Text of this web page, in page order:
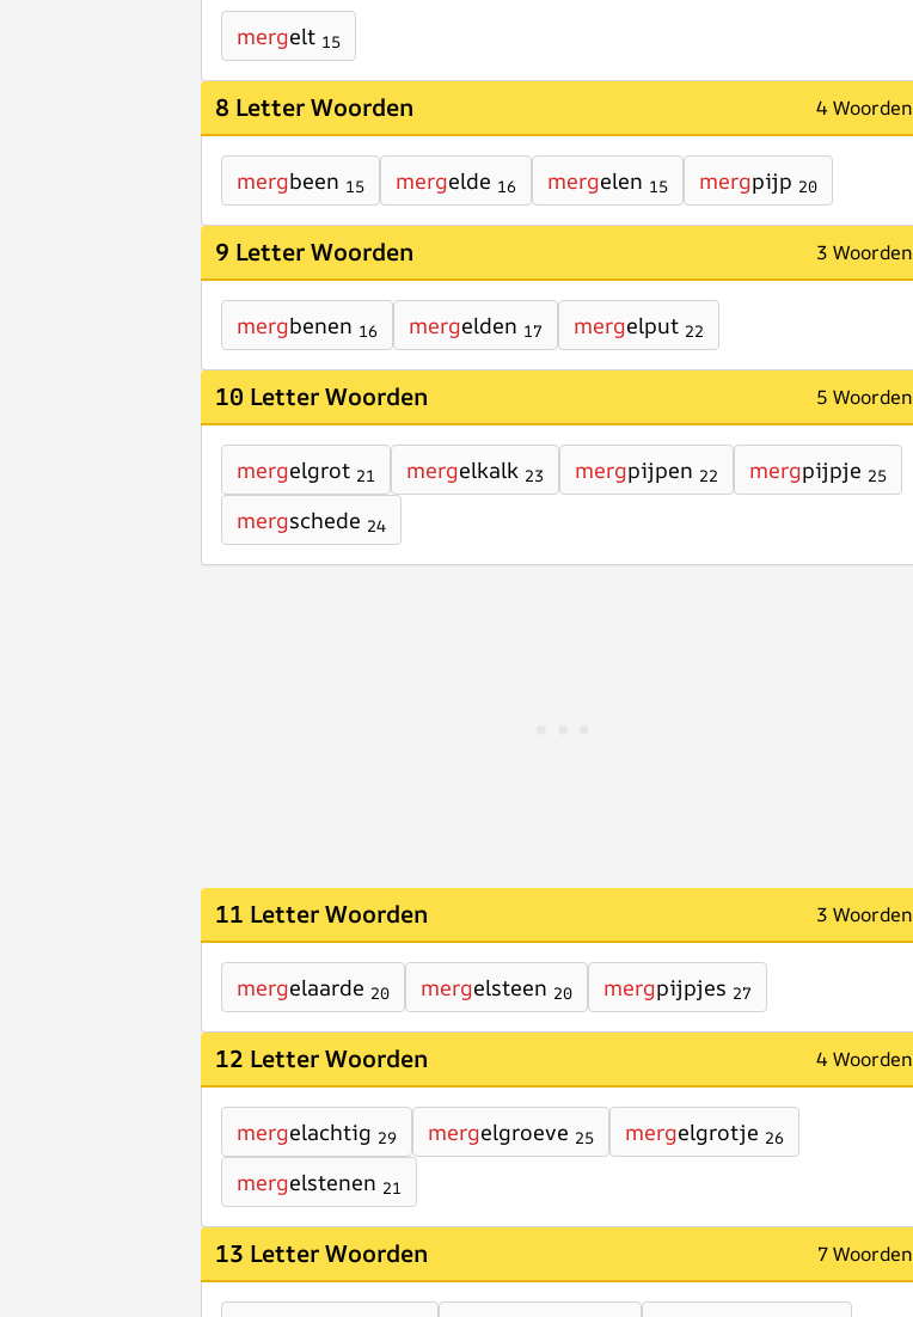
mergelt 15
8 Letter Woorden 4 Woorden
mergbeen 15 mergelde 16 mergelen 15 mergpijp 20
9 Letter Woorden 3 Woorden
mergbenen 16 mergelden 17 mergelput 22
10 Letter Woorden 5 Woorden
mergelgrot 21 mergelkalk 23 mergpijpen 22 mergpijpje 25
mergschede 24
11 Letter Woorden 3 Woorden
mergelaarde 20 mergelsteen 20 mergpijpjes 27
12 Letter Woorden 4 Woorden
mergelachtig 29 mergelgroeve 25 mergelgrotje 26
mergelstenen 21
13 Letter Woorden 7 Woorden